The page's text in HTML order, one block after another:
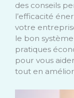
des conseils
l’efficacité
votre
le bon
pratiques
pour vous
tout en